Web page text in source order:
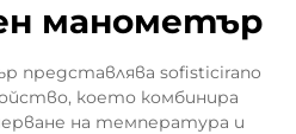
манометър
представлява sofisticirano
което комбинира
на температура и